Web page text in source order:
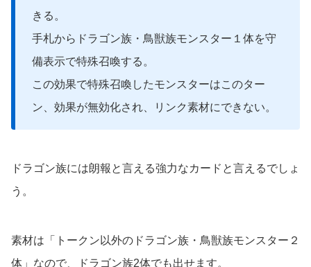
きる。
手札からドラゴン族・鳥獣族モンスター１体を守
備表示で特殊召喚する。
この効果で特殊召喚したモンスターはこのター
ン、効果が無効化され、リンク素材にできない。
ドラゴン族には朗報と言える強力なカードと言えるでしょ
う。
素材は「トークン以外のドラゴン族・鳥獣族モンスター２
体」なので、ドラゴン族2体でも出せます。